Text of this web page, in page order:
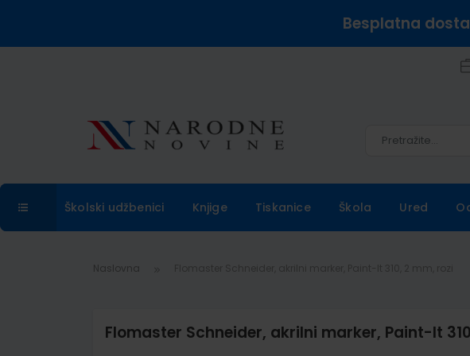
Besplatna
Školski udžbenici Knjige Tiskanice Škola Ured
Naslovna
Flomaster Schneider, akrilni marker, Paint-It